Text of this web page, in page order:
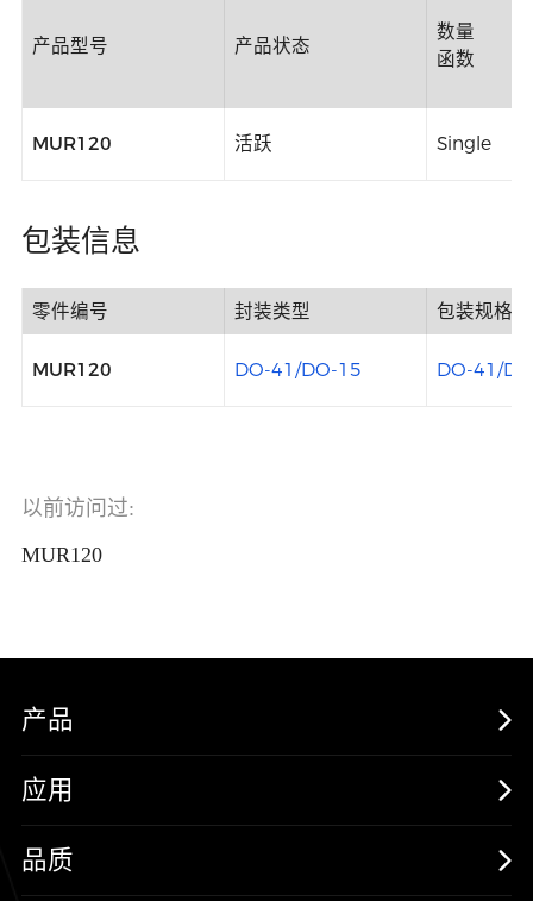
产品型号 产品状态
数量
函数
MUR120 活跃 Single
包装信息
零件编号 封装类型 包装规格
MUR120 DO-41/DO-15 DO-41/
以前访问过:
MUR120
产品
MOSFETs
保护器件
应用
消费电子
品质